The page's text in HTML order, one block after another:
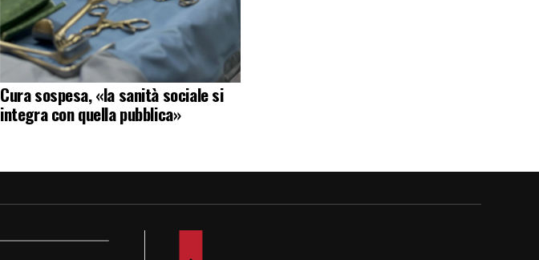
Cura sospesa, «la sanità sociale si
integra con quella pubblica»